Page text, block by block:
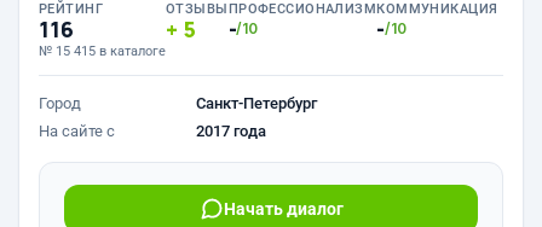
РЕЙТИНГ
116
№ 15 415 в каталоге
ОТЗЫВЫ
5
ПРОФЕССИОНАЛИЗМ
-/10
КОММУНИКАЦИЯ
-/10
Город
Санкт-Петербург
На сайте с
2017 года
Начать диалог